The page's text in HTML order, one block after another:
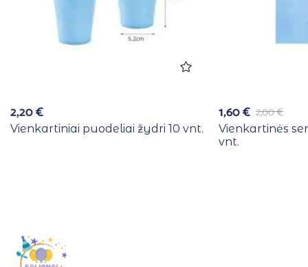
2,20€
Vienkartiniai puodeliai žydri 10 vnt.
2,00€
1,60€
Vienkartinės
vnt.